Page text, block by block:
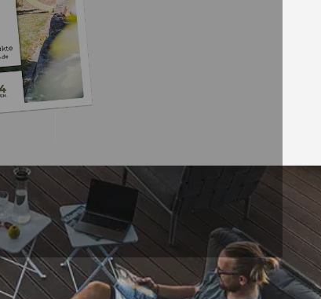
„Super,leicht und handlich,macht
seine Funktion “
09.08.2026